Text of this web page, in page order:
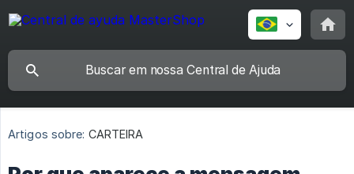
Artigos sobre: CARTEIRA